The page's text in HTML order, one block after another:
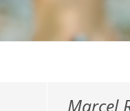
Marcel